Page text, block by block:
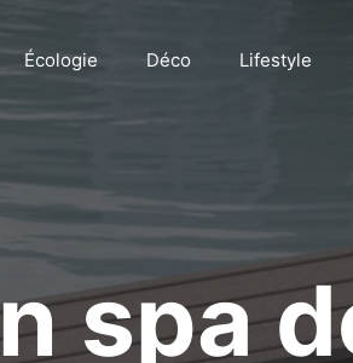
Écologie Déco Lifestyle
spa